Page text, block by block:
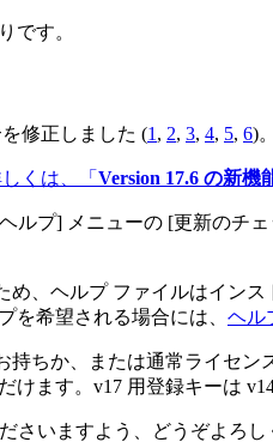
です。
修正しました (1 , 2, 3, 4, 5, 6)。
くは、「 Version 17.6 の新機
ルプ] メニューの [更新のチ
め、ヘルプ ファイルはイン
を希望される場合には、 ヘル
ちか、または通常ライセン
けます。v17 用登録キーは
さいますよう、どうぞよろし